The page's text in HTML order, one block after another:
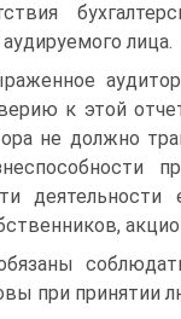
лица.
к этой
не должно
деятельности
при принятии